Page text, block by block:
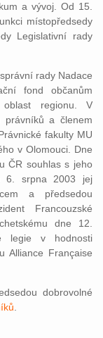
a vývoj. Od 15.
místopředsedy
Legislativní rady
rady Nadace
fond občanům
regionu. V
právníků a členem
fakulty MU
v Olomouci. Dne
ČR souhlas s jeho
6. srpna 2003 jej
a předsedou
Francouzské
dne 12.
legie v hodnosti
Alliance Française
dobrovolné